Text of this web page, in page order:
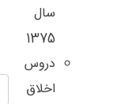
سال
1375
دروس
اخلاق